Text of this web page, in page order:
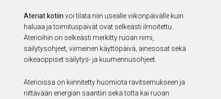
Ateriat kotiin voi tilata niin usealle viikonpäivälle kuin
haluaa ja toimituspäivät ovat selkeästi ilmoitettu.
Aterioihin on selkeästi merkitty ruoan nimi,
säilytysohjeet, viimeinen käyttöpäivä, ainesosat sekä
oikeaoppiset säilytys- ja kuumennusohjeet.
Aterioissa on kiinnitetty huomiota ravitsemukseen ja
riittävään energian saantiin sekä totta kai ruoan